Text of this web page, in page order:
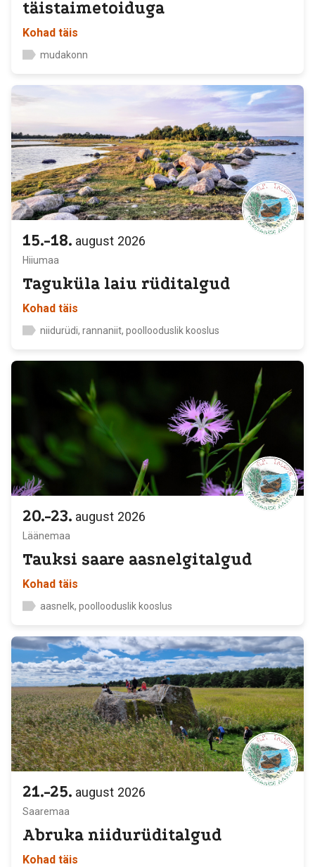
täistaimetoiduga
Kohad täis
mudakonn
2026
15.-18. august
Hiiumaa
Taguküla laiu rüditalgud
Kohad täis
niidurüdi, rannaniit, poollooduslik kooslus
2026
20.-23. august
Läänemaa
Tauksi saare aasnelgitalgud
Kohad täis
aasnelk, poollooduslik kooslus
2026
21.-25. august
Saaremaa
Abruka niidurüditalgud
Kohad täis